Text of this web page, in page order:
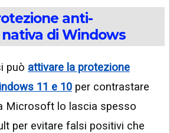
anti-
di Windows
può attivare la protezione
11 e 10 per contrastare
Microsoft lo lascia spesso
per evitare falsi positivi che